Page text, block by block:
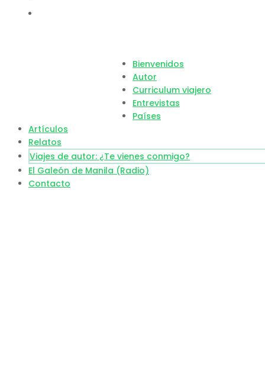
Bienvenidos
Autor
Curriculum viajero
Entrevistas
Países
Artículos
Relatos
Viajes de autor: ¿Te vienes conmigo?
El Galeón de Manila (Radio)
Contacto